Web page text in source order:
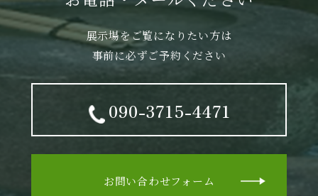
展示場をご覧になりたい方は
事前に必ずご予約ください
090-3715-4471
お問い合わせフォーム